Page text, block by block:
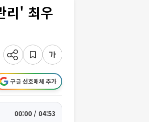
리' 최우
구글 선호매체 추가
00:00 / 04:53